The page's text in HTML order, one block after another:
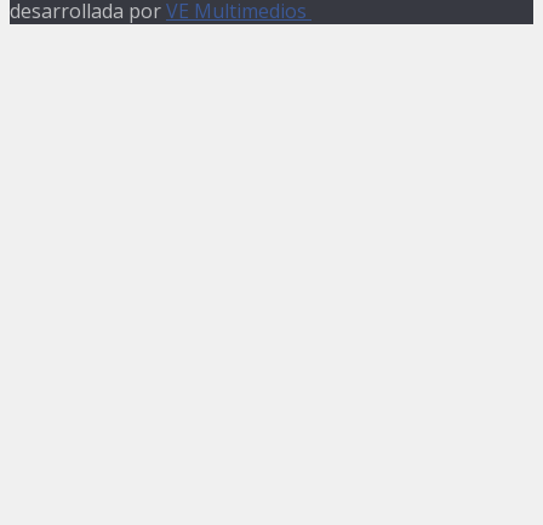
desarrollada porVE Multimedios